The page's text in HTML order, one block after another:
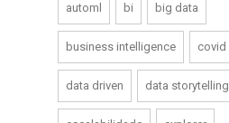
automl bi big data
business intelligence covid
data driven data storytelling